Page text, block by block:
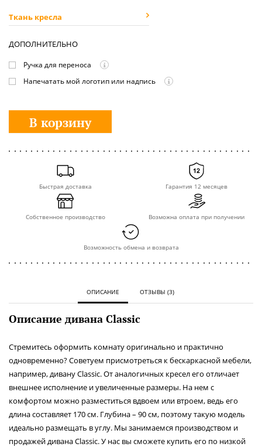
Ткань кресла
ДОПОЛНИТЕЛЬНО
Ручка для переноса
Напечатать мой логотип или надпись
В корзину
Быстрая доставка Гарантия 12 месяцев
Cобственное производство Возможна оплата при получении
Возможность обмена и возврата
ОПИСАНИЕ ОТЗЫВЫ (3)
Описание дивана Classic
Стремитесь оформить комнату оригинально и практично
одновременно? Советуем присмотреться к бескаркасной мебели,
например, дивану Classic. От аналогичных кресел его отличает
внешнее исполнение и увеличенные размеры. На нем с
комфортом можно разместиться вдвоем или втроем, ведь его
длина составляет 170 см. Глубина – 90 см, поэтому такую модель
идеально размещать в углу. Мы занимаемся производством и
продажей дивана Classic. У нас вы сможете купить его по низкой